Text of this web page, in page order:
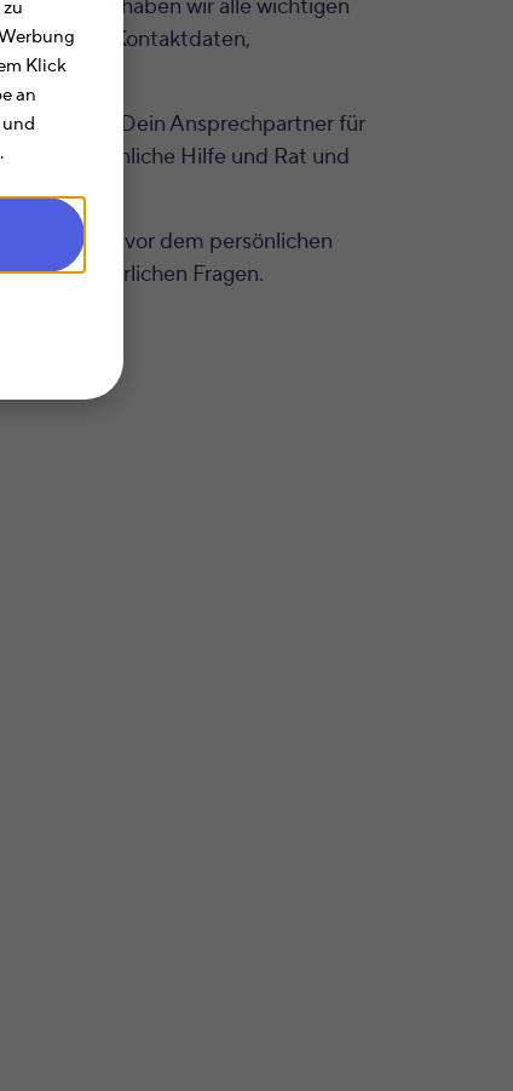
Klick
an
Seite haben wir alle wichtigen
Kontaktdaten,
Dein Ansprechpartner für
persönliche Hilfe und Rat und
Dich nicht vor dem persönlichen
steuerlichen Fragen.